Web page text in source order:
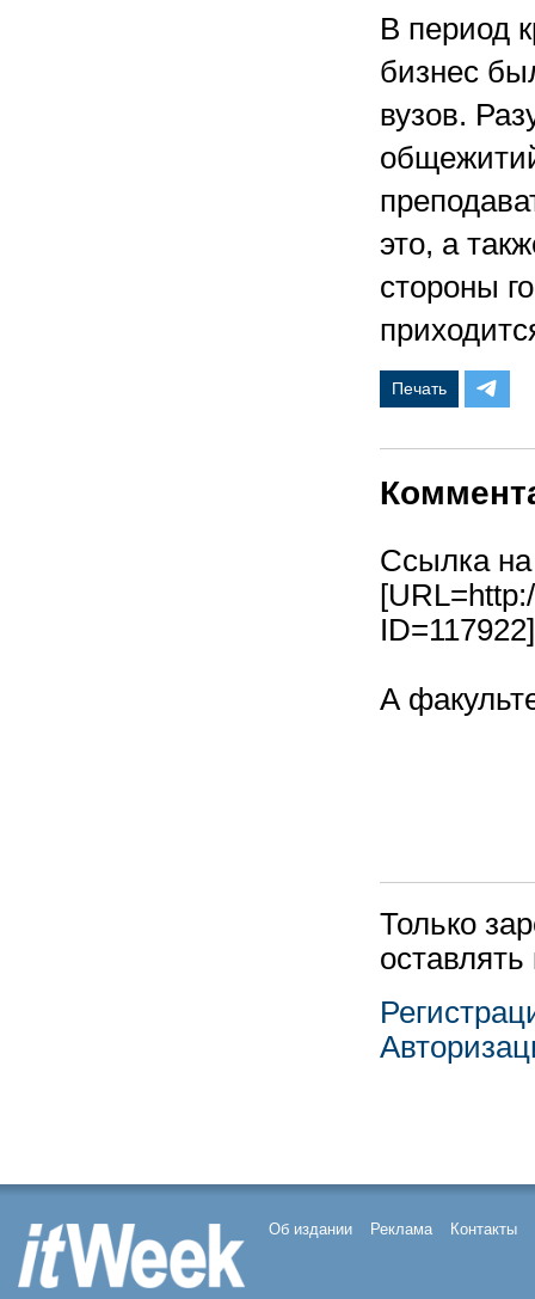
В период
бизнес
вузов.
это, а
стороны
Печать
Ссылка
А
Только
Об издании Реклама Контакты